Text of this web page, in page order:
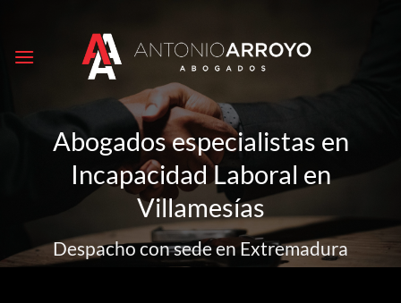
contenido
Abogados especialistas en
Incapacidad Laboral en
Villamesías
Despacho con sede en Extremadura